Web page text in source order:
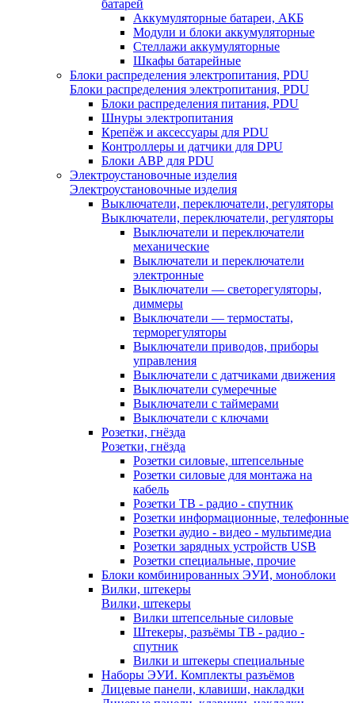
батарей
Аккумуляторные батареи, АКБ
Модули и блоки аккумуляторные
Стеллажи аккумуляторные
Шкафы батарейные
Блоки распределения электропитания, PDU
Блоки распределения электропитания, PDU
Блоки распределения питания, PDU
Шнуры электропитания
Крепёж и аксессуары для PDU
Контроллеры и датчики для DPU
Блоки АВР для PDU
Электроустановочные изделия
Электроустановочные изделия
Выключатели, переключатели, регуляторы
Выключатели, переключатели, регуляторы
Выключатели и переключатели
механические
Выключатели и переключатели
электронные
Выключатели — светорегуляторы,
диммеры
Выключатели — термостаты,
терморегуляторы
Выключатели приводов, приборы
управления
Выключатели с датчиками движения
Выключатели сумеречные
Выключатели с таймерами
Выключатели с ключами
Розетки, гнёзда
Розетки, гнёзда
Розетки силовые, штепсельные
Розетки силовые для монтажа на
кабель
Розетки ТВ - радио - спутник
Розетки информационные, телефонные
Розетки аудио - видео - мультимедиа
Розетки зарядных устройств USB
Розетки специальные, прочие
Блоки комбинированных ЭУИ, моноблоки
Вилки, штекеры
Вилки, штекеры
Вилки штепсельные силовые
Штекеры, разъёмы ТВ - радио -
спутник
Вилки и штекеры специальные
Наборы ЭУИ. Комплекты разъёмов
Лицевые панели, клавиши, накладки